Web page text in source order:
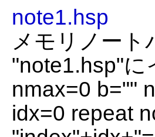
note1.hsp
メモリノート
"note1.hsp"に
nmax=0 b=""
idx=0 repeat